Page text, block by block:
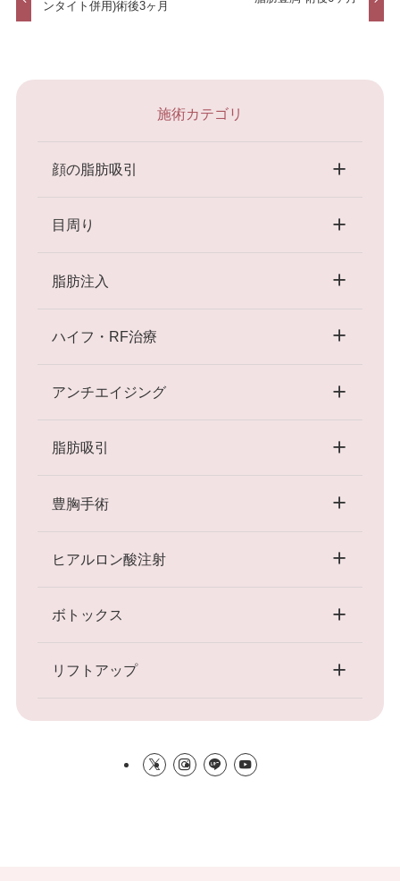
ンタイト併用)術後3ヶ月
施術カテゴリ
顔の脂肪吸引
目周り
脂肪注入
ハイフ・RF治療
アンチエイジング
脂肪吸引
豊胸手術
ヒアルロン酸注射
ボトックス
リフトアップ